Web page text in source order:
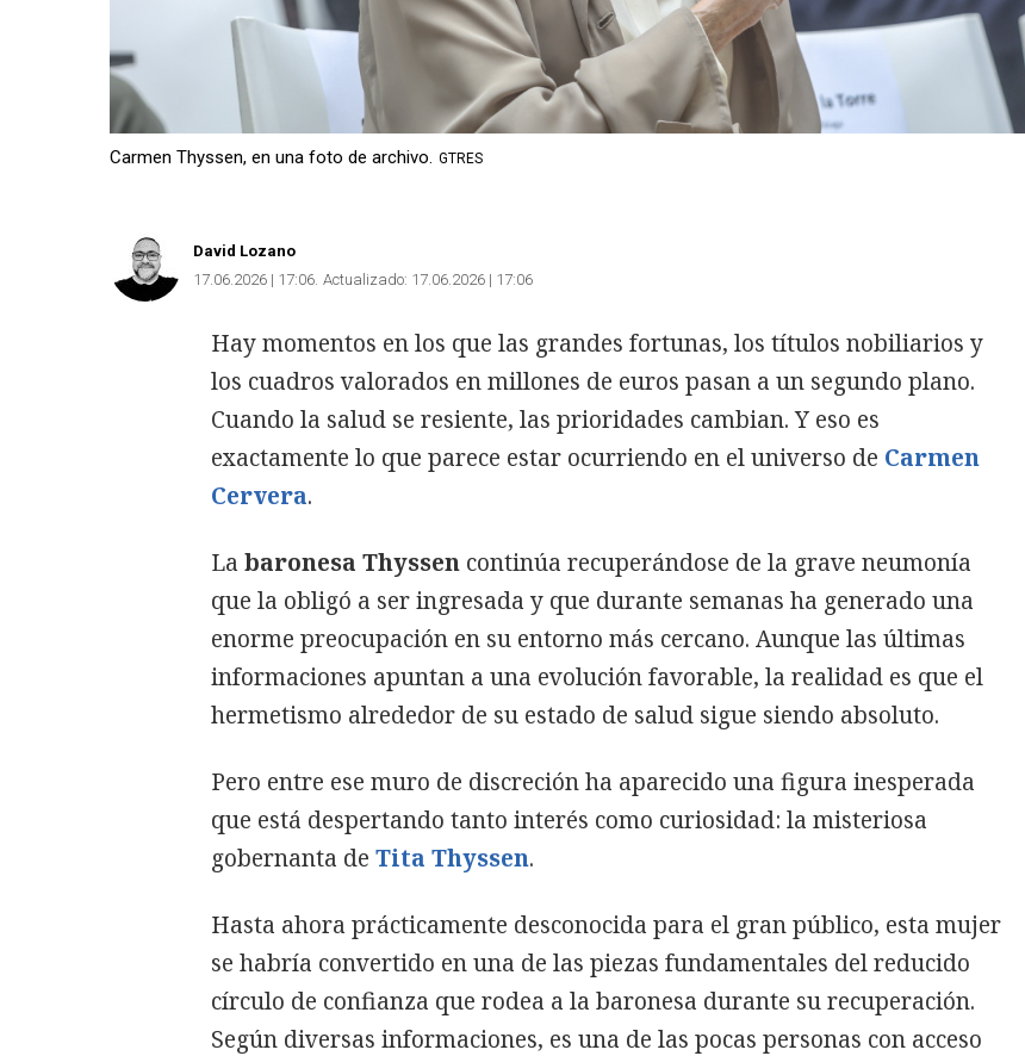
Carmen Thyssen, en una foto de archivo. GTRES
David Lozano
17.06.2026 | 17:06 Actualizado: 17.06.2026 | 17:06
Hay momentos en los que las grandes fortunas, los títulos nobiliarios y
los cuadros valorados en millones de euros pasan a un segundo plano.
Cuando la salud se resiente, las prioridades cambian. Y eso es
exactamente lo que parece estar ocurriendo en el universo de Carmen
Cervera.
La baronesa Thyssen continúa recuperándose de la grave neumonía
que la obligó a ser ingresada y que durante semanas ha generado una
enorme preocupación en su entorno más cercano. Aunque las últimas
informaciones apuntan a una evolución favorable, la realidad es que el
hermetismo alrededor de su estado de salud sigue siendo absoluto.
Pero entre ese muro de discreción ha aparecido una figura inesperada
que está despertando tanto interés como curiosidad: la misteriosa
gobernanta de Tita Thyssen.
Hasta ahora prácticamente desconocida para el gran público, esta mujer
se habría convertido en una de las piezas fundamentales del reducido
círculo de confianza que rodea a la baronesa durante su recuperación.
Según diversas informaciones, es una de las pocas personas con acceso